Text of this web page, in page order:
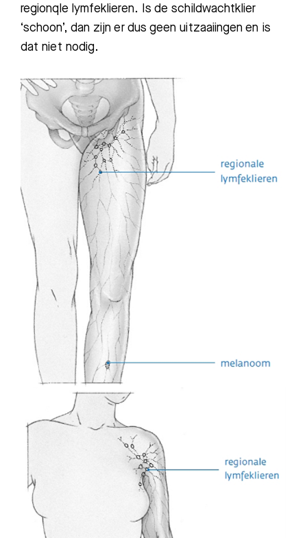
regionqle lymfeklieren. Is de schildwachtklier
‘schoon’, dan zijn er dus geen uitzaaiingen en is
dat niet nodig.